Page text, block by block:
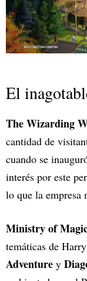
El
The Wizarding
cantidad de
cuando se
interés por este
lo que la empresa
Ministry of
temáticas de
Adventure y